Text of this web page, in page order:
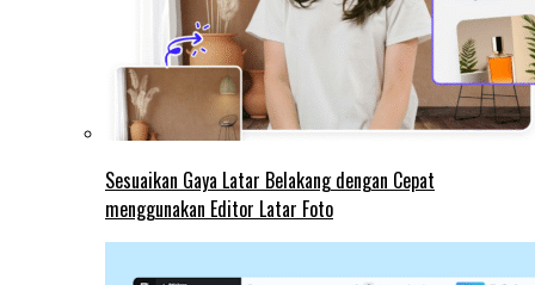
Sesuaikan Gaya Latar Belakang dengan Cepat
menggunakan Editor Latar Foto